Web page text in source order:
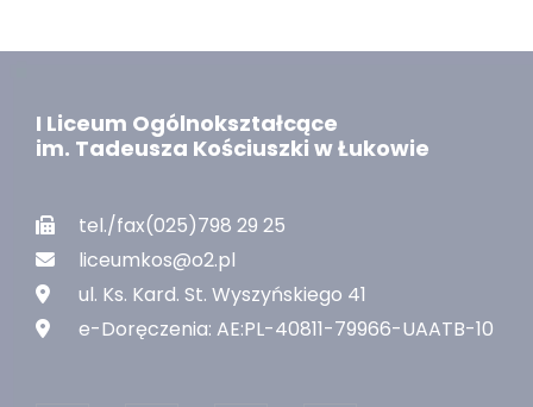
I Liceum Ogólnokształcące
im. Tadeusza Kościuszki w Łukowie
tel./fax(025)798 29 25
liceumkos@o2.pl
ul. Ks. Kard. St. Wyszyńskiego 41
e-Doręczenia: AE:PL-40811-79966-UAATB-10